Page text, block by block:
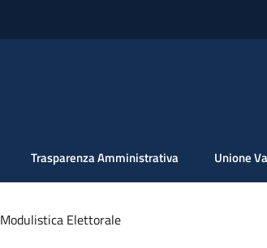
Trasparenza Amministrativa Unione
Modulistica Elettorale